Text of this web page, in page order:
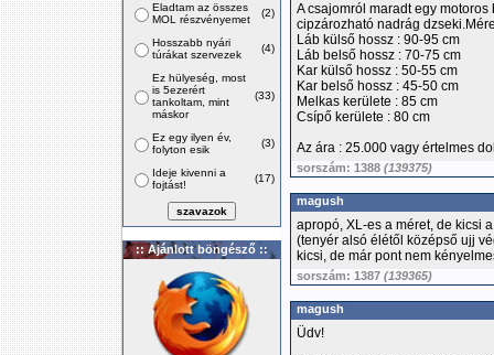
Eladtam az összes
MOL részvényemet
(2)
Hosszabb nyári
túrákat szervezek
(4)
Ez hülyeség, most
is 5ezerért
tankoltam, mint
máskor
(33)
Ez egy ilyen év,
folyton esik
(3)
Ideje kivenni a
fojtást!
(17)
:: Ajánlott böngésző ::
A csajomról maradt egy
cipzározható nadrág
Láb külső hossz : 90-95 cm
Láb belső hossz : 70-75 cm
Kar külső hossz : 50-55 cm
Kar belső hossz : 45-50 cm
Melkas kerülete : 85 cm
Csípő kerülete : 80 cm
Az ára : 25.000 vagy értelmes
sorszám: 1388 (139375)
magush
apropó, XL-es a méret, de kicsi
(tenyér alsó élétől középső ujj
kicsi, de már pont nem
sorszám: 1387 (139365)
magush
Üdv!